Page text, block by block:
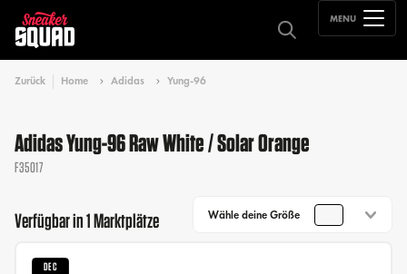
MENU
Zurück Home Adidas Yung-96
Adidas Yung-96 Raw White / Solar Orange
F35017
Verfügbar in 1 Marktplätze Wähle deine Größe
DEC